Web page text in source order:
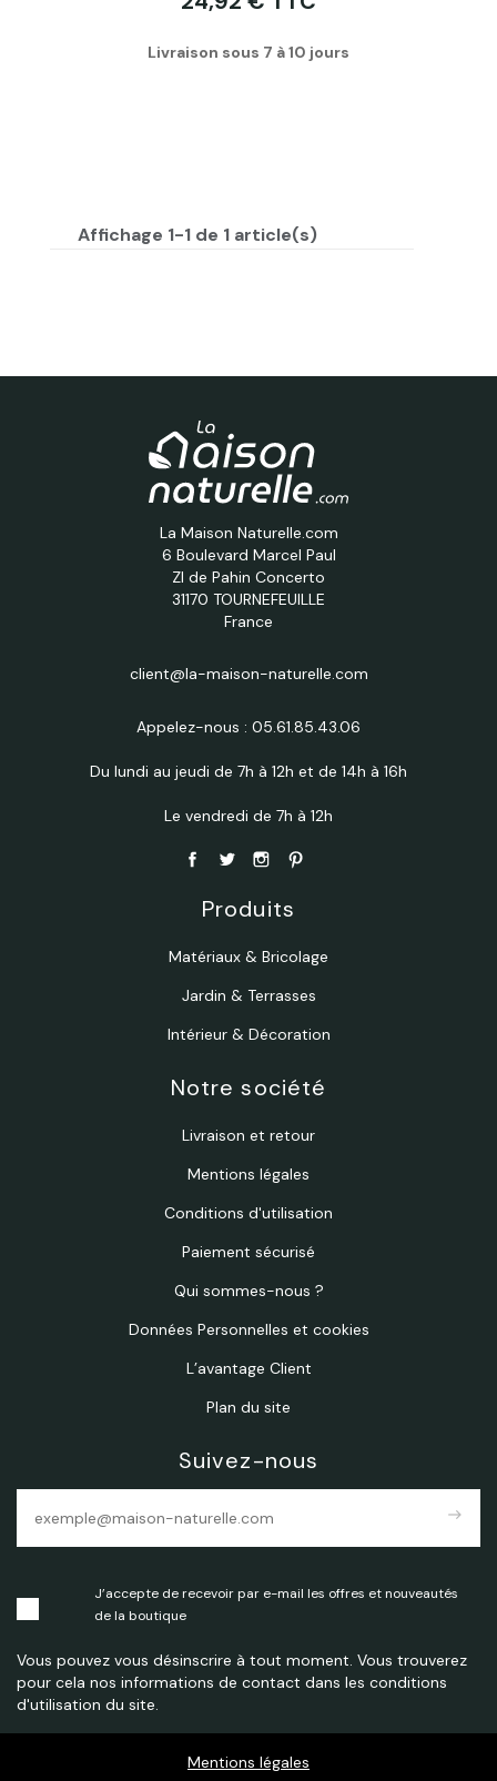
Livraison sous 7 à 10 jours
Affichage 1-1 de 1 article(s)
La Maison Naturelle.com
6 Boulevard Marcel Paul
ZI de Pahin Concerto
31170 TOURNEFEUILLE
France
client@la-maison-naturelle.com
Appelez-nous : 05.61.85.43.06
Du lundi au jeudi de 7h à 12h et de 14h à 16h
Le vendredi de 7h à 12h
Produits
Matériaux & Bricolage
Jardin & Terrasses
Intérieur & Décoration
Notre société
Livraison et retour
Mentions légales
Conditions d'utilisation
Paiement sécurisé
Qui sommes-nous ?
Données Personnelles et cookies
L’avantage Client
Plan du site
Suivez-nous
east
J’accepte de recevoir par e-mail les offres et nouveautés
de la boutique
Vous pouvez vous désinscrire à tout moment. Vous trouverez
pour cela nos informations de contact dans les conditions
d'utilisation du site.
Mentions légales